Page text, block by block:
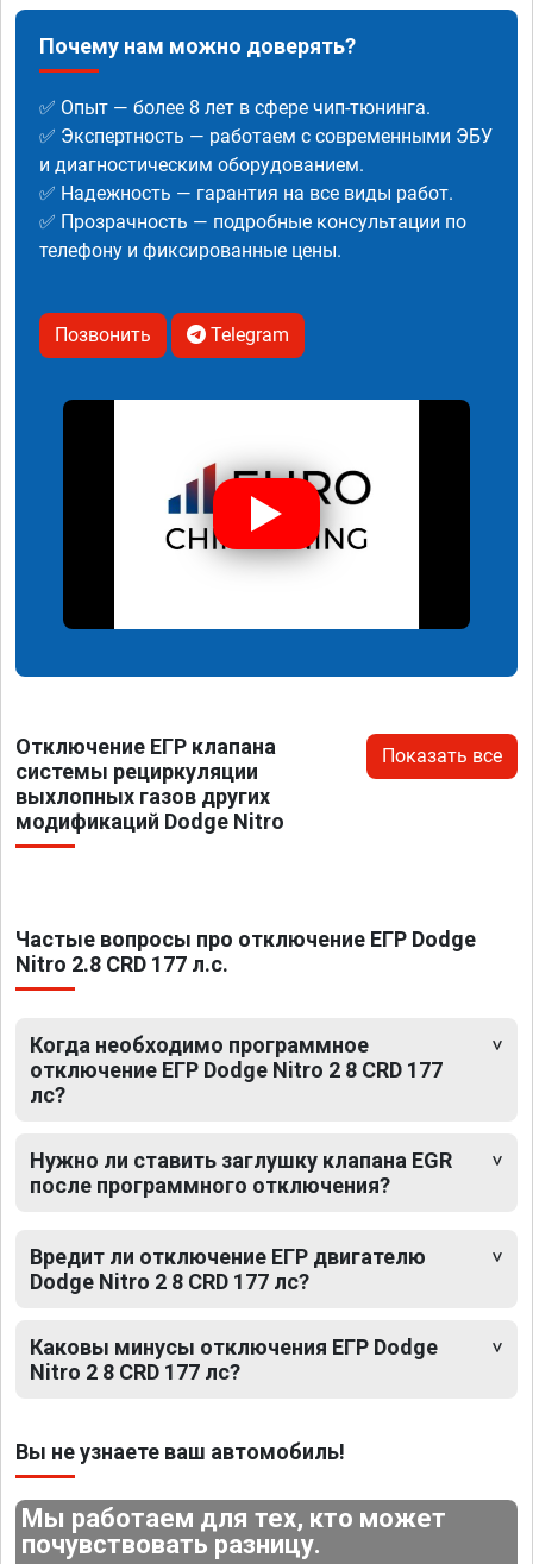
Почему нам можно доверять?
✅ Опыт — более 8 лет в сфере чип-тюнинга.
✅ Экспертность — работаем с современными ЭБУ
и диагностическим оборудованием.
✅ Надежность — гарантия на все виды работ.
✅ Прозрачность — подробные консультации по
телефону и фиксированные цены.
Позвонить Telegram
Отключение ЕГР клапана
системы рециркуляции
выхлопных газов других
модификаций Dodge Nitro
Показать все
Частые вопросы про отключение ЕГР Dodge
Nitro 2.8 CRD 177 л.с.
Когда необходимо программное
отключение ЕГР Dodge Nitro 2 8 CRD 177
лс?
Нужно ли ставить заглушку клапана EGR
после программного отключения?
Вредит ли отключение ЕГР двигателю
Dodge Nitro 2 8 CRD 177 лс?
Каковы минусы отключения ЕГР Dodge
Nitro 2 8 CRD 177 лс?
Вы не узнаете ваш автомобиль!
Мы работаем для тех, кто может
почувствовать разницу.